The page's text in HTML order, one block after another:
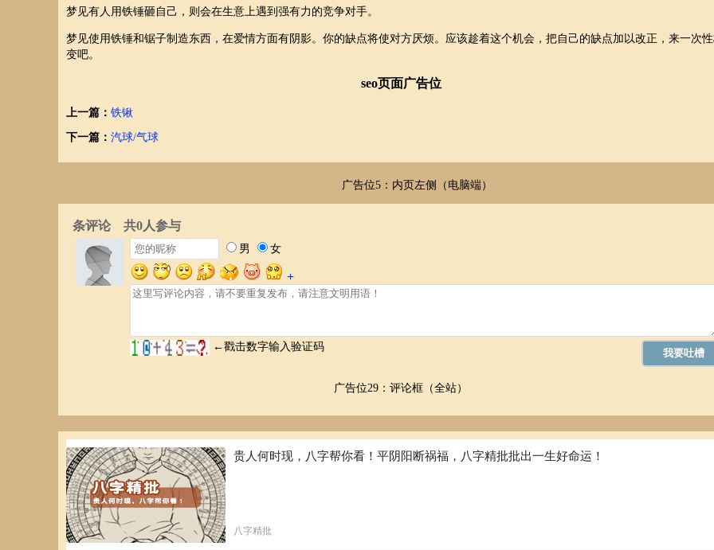
梦见有人用铁锤砸自己，则会在生意上遇到强有力的竞争对手。
梦见使用铁锤和锯子制造东西，在爱情方面有阴影。你的缺点将使对方厌烦。应该趁着这个机会，把自己的缺点加以改正，来一次
变吧。
seo页面广告位
上一篇： 铁锹
下一篇： 汽球/气球
广告位5：内页左侧（电脑端）
广告位29：评论框（全站）
贵人何时现，八字帮你看！平阴阳断祸福，八字精批批出一生好命运！
八字精批